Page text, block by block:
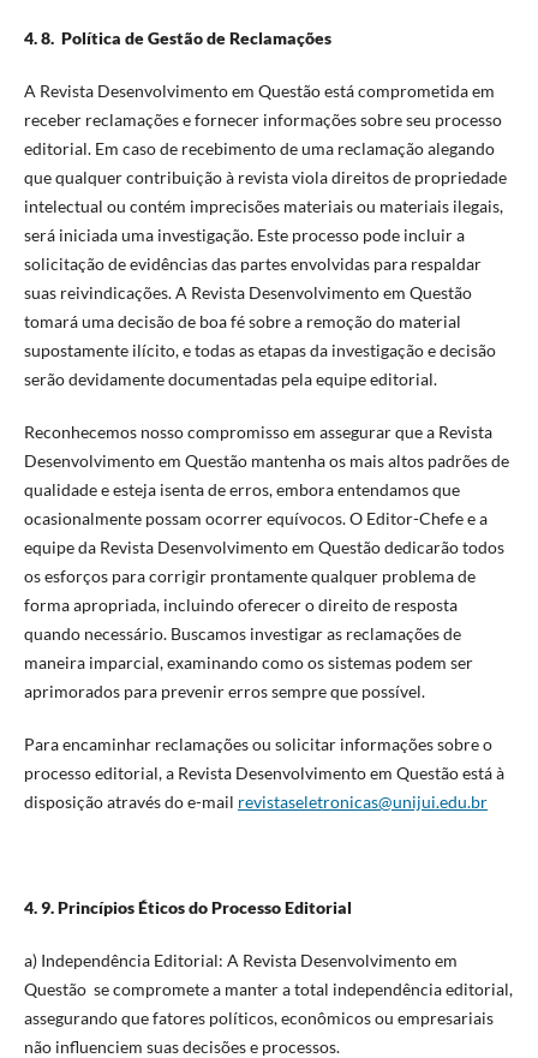
4. 8. Política de Gestão de Reclamações
A Revista Desenvolvimento em Questão está comprometida em
receber reclamações e fornecer informações sobre seu processo
editorial. Em caso de recebimento de uma reclamação alegando
que qualquer contribuição à revista viola direitos de propriedade
intelectual ou contém imprecisões materiais ou materiais ilegais,
será iniciada uma investigação. Este processo pode incluir a
solicitação de evidências das partes envolvidas para respaldar
suas reivindicações. A Revista Desenvolvimento em Questão
tomará uma decisão de boa fé sobre a remoção do material
supostamente ilícito, e todas as etapas da investigação e decisão
serão devidamente documentadas pela equipe editorial.
Reconhecemos nosso compromisso em assegurar que a Revista
Desenvolvimento em Questão mantenha os mais altos padrões de
qualidade e esteja isenta de erros, embora entendamos que
ocasionalmente possam ocorrer equívocos. O Editor-Chefe e a
equipe da Revista Desenvolvimento em Questão dedicarão todos
os esforços para corrigir prontamente qualquer problema de
forma apropriada, incluindo oferecer o direito de resposta
quando necessário. Buscamos investigar as reclamações de
maneira imparcial, examinando como os sistemas podem ser
aprimorados para prevenir erros sempre que possível.
Para encaminhar reclamações ou solicitar informações sobre o
processo editorial, a Revista Desenvolvimento em Questão está à
disposição através do e-mail revistaseletronicas@unijui.edu.br
4. 9. Princípios Éticos do Processo Editorial
a) Independência Editorial: A Revista Desenvolvimento em
Questão se compromete a manter a total independência editorial,
assegurando que fatores políticos, econômicos ou empresariais
não influenciem suas decisões e processos.